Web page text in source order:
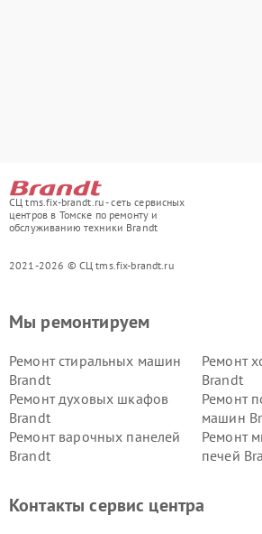
СЦ tms.fix-brandt.ru - сеть сервисных
центров в Томске по ремонту и
обслуживанию техники Brandt
2021-2026 © СЦ tms.fix-brandt.ru
Мы ремонтируем
Ремонт стиральных машин
Brandt
Ремонт
Brandt
Ремонт духовых шкафов
Brandt
Ремонт
машин
Ремонт варочных панелей
Brandt
Ремонт
печей
Контакты сервис центра